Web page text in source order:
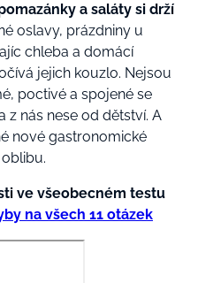
a saláty si drží
oslavy, prázdniny u
chleba a domácí
jejich kouzlo. Nejsou
poctivé a spojené se
z nás nese od dětství. A
nové gastronomické
ve všeobecném testu
na všech 11 otázek